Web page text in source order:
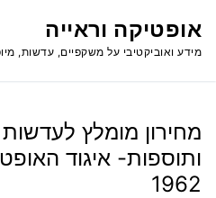
לתוכןאופטיקה וראייה
מידע ואוביקטיבי על משקפיים, עדשות,
מחירון מומלץ
ותוספות- איגוד
1962